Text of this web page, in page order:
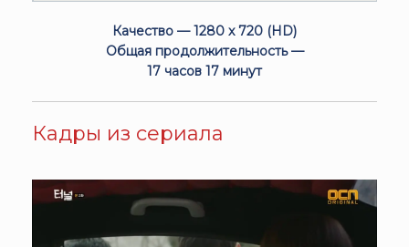
Качество — 1280 x 720 (HD)
Общая продолжительность —
17 часов 17 минут
Кадры из сериала